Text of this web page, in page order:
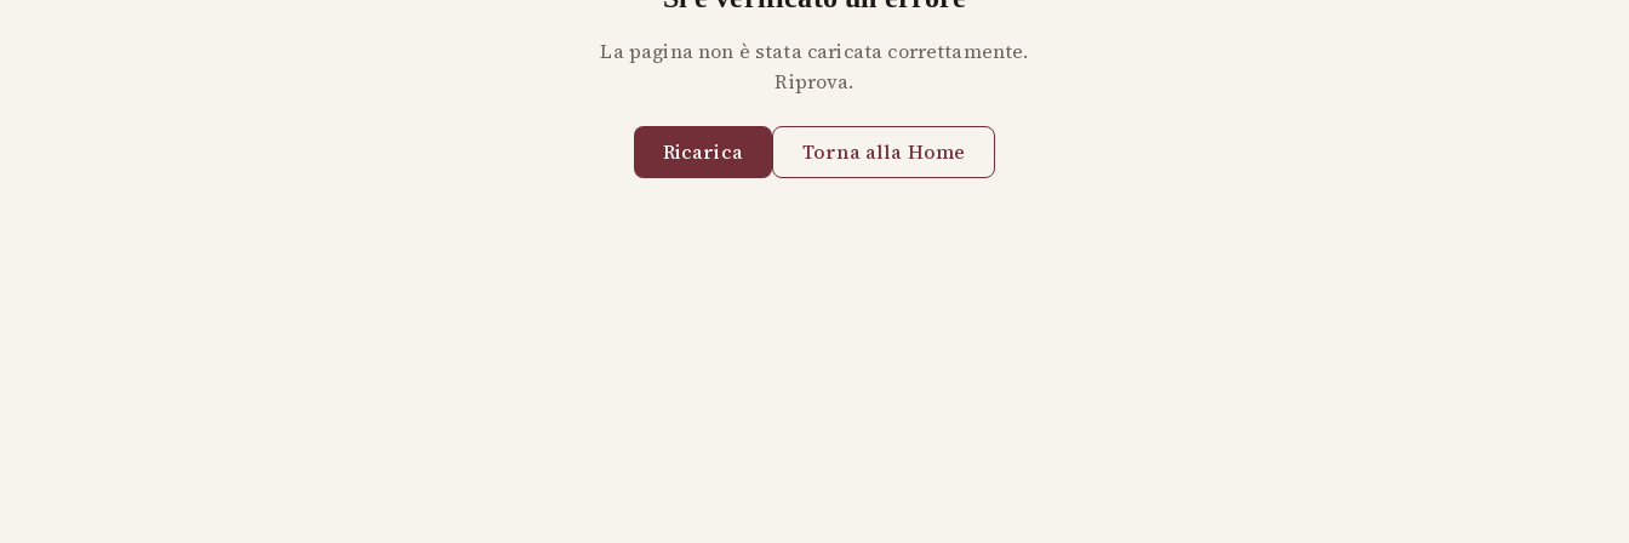
La pagina non è stata caricata correttamente.
Riprova.
Ricarica Torna alla Home